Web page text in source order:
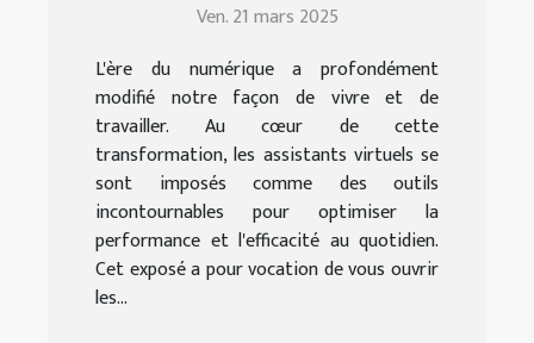
d'un assistant virtuel
efficace
Ven. 21 mars 2025
L'ère du numérique a profondément
modifié notre façon de vivre et de
travailler. Au cœur de cette
transformation, les assistants virtuels se
sont imposés comme des outils
incontournables pour optimiser la
performance et l'efficacité au quotidien.
Cet exposé a pour vocation de vous ouvrir
les...